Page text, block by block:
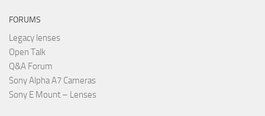
FORUMS
Legacy lenses
Open Talk
Q&A Forum
Sony Alpha A7 Cameras
Sony E Mount – Lenses